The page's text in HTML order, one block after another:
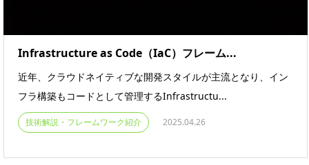
Infrastructure as Code（IaC）フレーム...
近年、クラウドネイティブな開発スタイルが主流となり、イン
フラ構築もコードとして管理するInfrastructu...
技術解説・フレームワーク紹介 2025.04.26